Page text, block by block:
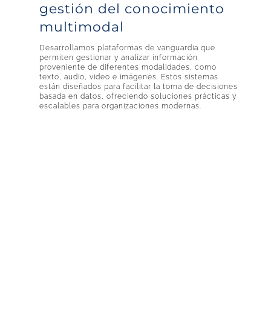
gestión del conocimiento
multimodal
Desarrollamos plataformas de vanguardia que
permiten gestionar y analizar información
proveniente de diferentes modalidades, como
texto, audio, video e imágenes. Estos sistemas
están diseñados para facilitar la toma de decisiones
basada en datos, ofreciendo soluciones prácticas y
escalables para organizaciones modernas.